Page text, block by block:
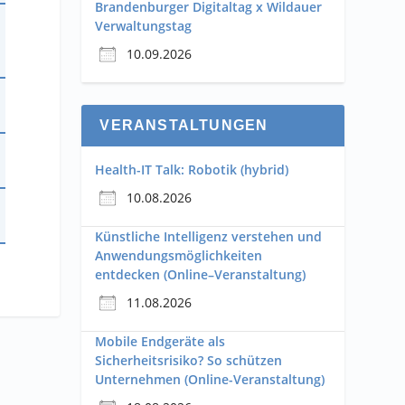
Brandenburger Digitaltag x Wildauer
Verwaltungstag
10.09.2026
VERANSTALTUNGEN
Health-IT Talk: Robotik (hybrid)
10.08.2026
Künstliche Intelligenz verstehen und
Anwendungsmöglichkeiten
entdecken (Online–Veranstaltung)
11.08.2026
Mobile Endgeräte als
Sicherheitsrisiko? So schützen
Unternehmen (Online-Veranstaltung)